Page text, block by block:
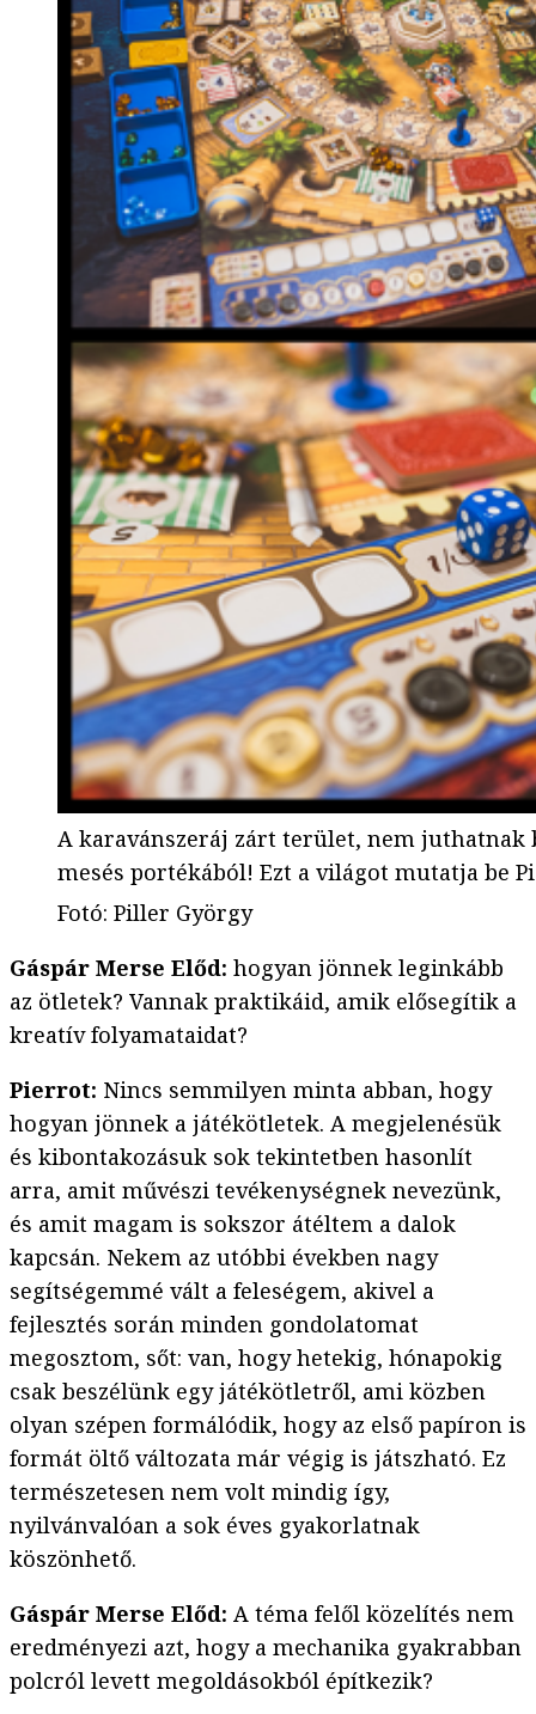
A karavánszeráj zárt terület, nem juthatnak
mesés portékából! Ezt a világot mutatja be
Fotó: Piller György
Gáspár Merse Előd: hogyan jönnek leginkább
az ötletek? Vannak praktikáid, amik elősegítik a
kreatív folyamataidat?
Pierrot: Nincs semmilyen minta abban, hogy
hogyan jönnek a játékötletek. A megjelenésük
és kibontakozásuk sok tekintetben hasonlít
arra, amit művészi tevékenységnek nevezünk,
és amit magam is sokszor átéltem a dalok
kapcsán. Nekem az utóbbi években nagy
segítségemmé vált a feleségem, akivel a
fejlesztés során minden gondolatomat
megosztom, sőt: van, hogy hetekig, hónapokig
csak beszélünk egy játékötletről, ami közben
olyan szépen formálódik, hogy az első papíron is
formát öltő változata már végig is játszható. Ez
természetesen nem volt mindig így,
nyilvánvalóan a sok éves gyakorlatnak
köszönhető.
Gáspár Merse Előd: A téma felől közelítés nem
eredményezi azt, hogy a mechanika gyakrabban
polcról levett megoldásokból építkezik?